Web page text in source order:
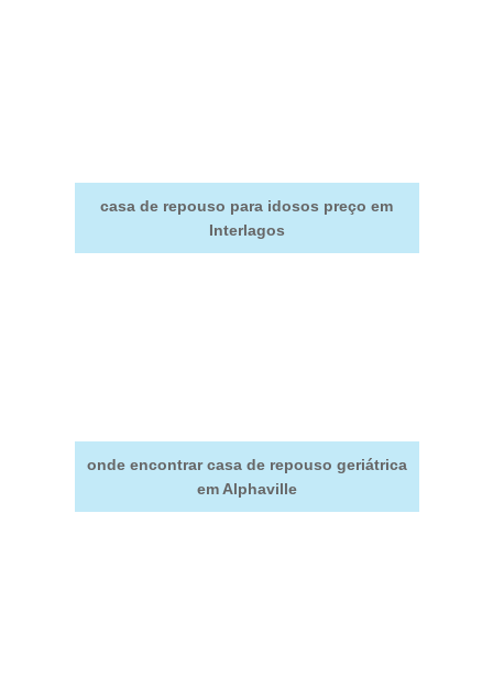
casa de repouso para idosos preço em
Interlagos
onde encontrar casa de repouso geriátrica
em Alphaville